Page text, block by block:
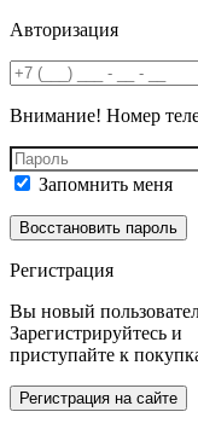
Авторизация
Внимание! Номер
Запомнить меня
Регистрация
Вы новый
Зарегистрируйтесь и
приступайте к